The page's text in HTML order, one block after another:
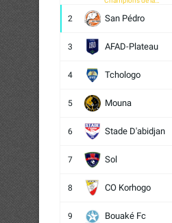
2 San Pédro
3 AFAD-Plateau
4 Tchologo
5 Mouna
6 Stade D'abidjan
7 Sol
8 CO Korhogo
9 Bouaké Fc